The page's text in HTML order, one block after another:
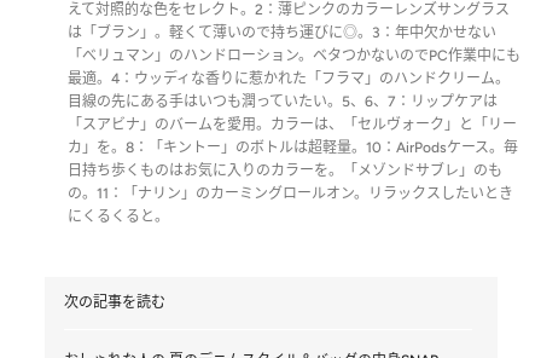
えて対照的な色をセレクト。2：薄ピンクのカラーレンズサングラス
は「ブラン」。軽くて薄いので持ち運びに◎。3：年中欠かせない
「べリュマン」のハンドローション。ベタつかないのでPC作業中にも
最適。4：ウッディな香りに惹かれた「フラマ」のハンドクリーム。
目線の先にある手はいつも潤っていたい。5、6、7：リップケアは
「スアビナ」のバームを愛用。カラーは、「セルヴォーク」と「リー
カ」を。8：「キントー」のボトルは超軽量。10：AirPodsケース。毎
日持ち歩くものはお気に入りのカラーを。「メゾンドサブレ」のも
の。11：「ナリン」のカーミングロールオン。リラックスしたいとき
にくるくると。
次の記事を読む